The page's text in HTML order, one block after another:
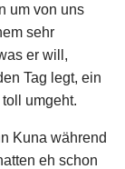
um von uns
sehr
er will,
Tag legt, ein
umgeht.
Kuna während
eh schon